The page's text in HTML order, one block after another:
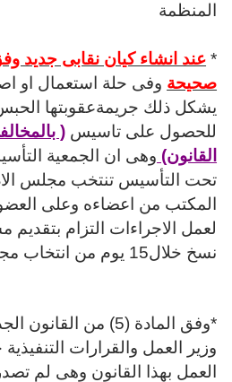
المنظمة
* عند انشاء كيان نقابى جديد
صحيحة وفى حلة استعمال او
يشكل ذلك جريمةعقوبتها
للحصول على تاسيس
القانون) وهى ان الجمعية
تحت التأسيس تنتخب مجلس
المكتب من اعضاءه وعلى العضو
نسخ خلال15 يوم من انتخاب مجلس الادارة.
*وفق المادة (5) من
العمل بهذا القانون وهى لم